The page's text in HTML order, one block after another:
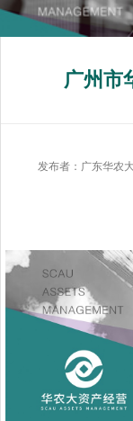
广州市
发布者：广东华农